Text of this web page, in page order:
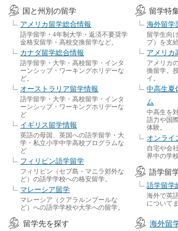
国と州別の留学
アメリカ留学総合情報
語学留学・4年制大学・返済不要奨学
金格安留学・高校交換留学など。
カナダ留学総合情報
語学留学・大学・高校留学・インタ
ーンシップ・ワーキングホリデーな
ど。
オーストラリア留学情報
語学留学・大学・高校留学・インタ
ーンシップ・ワーキングホリデーな
ど
イギリス留学情報
英語の母国、英国への語学留学・大
学・私立小学中学高校プログラムな
ど
フィリピン語学留学
フィリピン（セブ島・マニラ郊外な
ど）の語学学校への格安留学。
マレーシア留学
マレーシア（クアラルンプールな
ど）への語学学校や大学への留学。
留学特
海外留学
留学生向
プ）を支
アメリカ
アメリカ
換留学。
イ。
中高生夏
ム
中高生を
語力や国
体験。
オンライ
自宅や会
界中の学
語学留
語学留学
海外で英
について
留学先を探す
海外留